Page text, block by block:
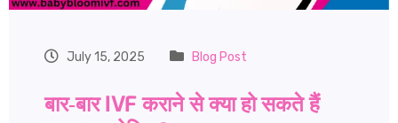
July 15, 2025 Blog Post
बार‑बार IVF कराने से क्या हो सकते हैं